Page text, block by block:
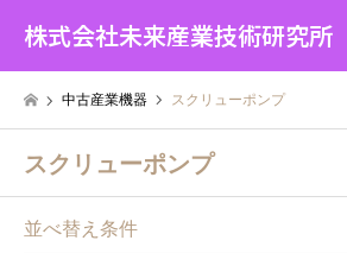
株式会社未来産業技術研究所
中古産業機器 スクリューポンプ
スクリューポンプ
並べ替え条件